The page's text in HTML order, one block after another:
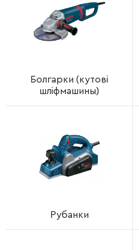
Болгарки (кутові
шліфмашины)
Рубанки